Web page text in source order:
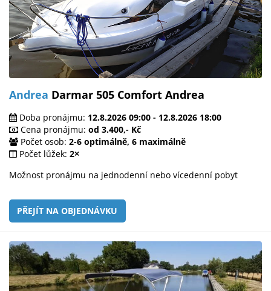
Andrea Darmar 505 Comfort Andrea
Doba pronájmu: 12.8.2026 09:00 - 12.8.2026 18:00
Cena pronájmu: od 3.400,- Kč
Počet osob: 2-6 optimálně, 6 maximálně
Počet lůžek: 2×
Možnost pronájmu na jednodenní nebo vícedenní pobyt
PŘEJÍT NA OBJEDNÁVKU